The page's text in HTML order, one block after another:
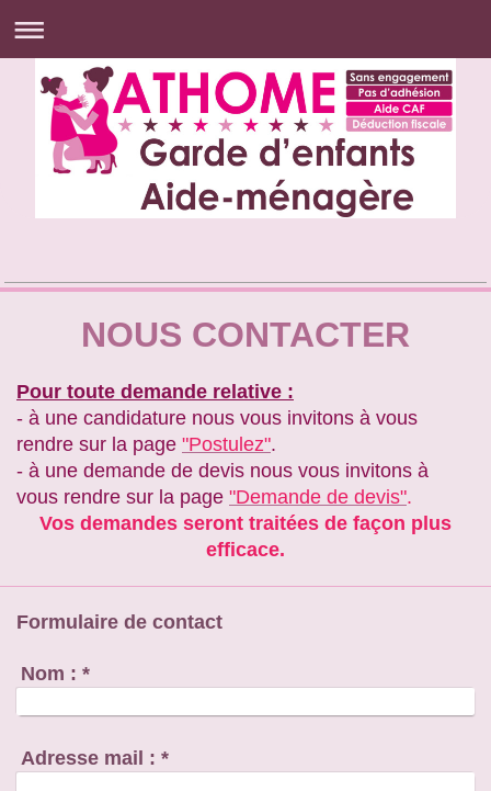
NOUS CONTACTER
Pour toute demande relative :
- à une candidature nous vous invitons à vous
rendre sur la page "Postulez".
- à une demande de devis nous vous invitons à
vous rendre sur la page "Demande de devis".
Vos demandes seront traitées de façon plus
efficace.
Formulaire de contact
Nom : *
Adresse mail : *